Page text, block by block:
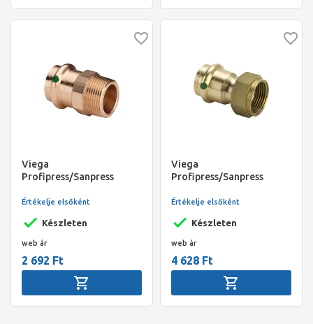
Viega
Profipress/Sanpress
külső menetes idom, 22 -
Contur, vörösöntvény
Készleten
Értékelje elsőként
web ár
2 692 Ft
Viega
Profipress/Sanpress
22 - 3/4" BM, préselhető,
Készleten
Értékelje elsőként
web ár
4 628 Ft